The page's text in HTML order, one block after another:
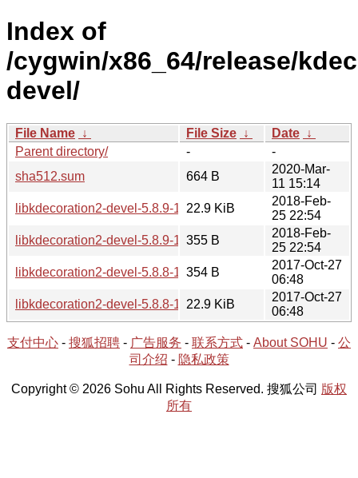
Index of
/cygwin/x86_64/release/
devel/
File Name ↓ File Size ↓ Date ↓
Parent directory/
-
-
sha512.sum
664 B
2020-Mar-
11 15:14
libkdecoration2-devel-5.8.9-1.tar.xz22.9 KiB
2018-Feb-
25 22:54
libkdecoration2-devel-5.8.9-1.hint
355 B
2018-Feb-
25 22:54
libkdecoration2-devel-5.8.8-1.hint
354 B
2017-Oct-27
06:48
libkdecoration2-devel-5.8.8-1.tar.xz22.9 KiB
2017-Oct-27
06:48
支付中心 - 搜狐招聘 - 广告服务 - 联系方式 - About SOHU - 公
司介绍 - 隐私政策
Copyright © 2026 Sohu All Rights Reserved. 搜狐公司 版权
所有